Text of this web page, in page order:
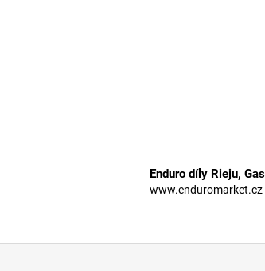
Enduro díly Rieju,